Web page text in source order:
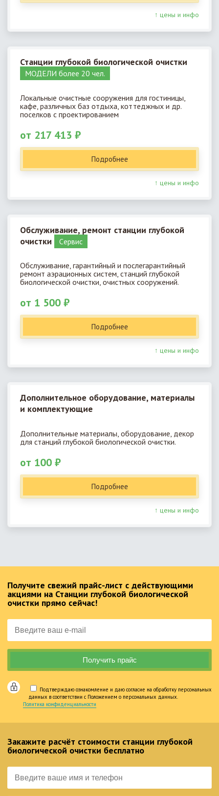
↑ цены и инфо
Станции глубокой биологической очистки
МОДЕЛИ более 20 чел.
Локальные очистные сооружения для гостиницы,
кафе, различных баз отдыха, коттеджных и др.
поселков с проектированием
от 217 413 ₽
Подробнее
↑ цены и инфо
Обслуживание, ремонт станции глубокой
очистки
Cервис
Обслуживание, гарантийный и послегарантийный
ремонт аэрационных систем, станций глубокой
биологической очистки, очистных сооружений.
от 1 500 ₽
Подробнее
↑ цены и инфо
Дополнительное оборудование, материалы
и комплектующие
Дополнительные материалы, оборудование, декор
для станций глубокой биологической очистки.
от 100 ₽
Подробнее
↑ цены и инфо
Получите свежий прайс-лист с действующими
акциями на Станции глубокой биологической
очистки прямо сейчас!
Подтверждаю ознакомление и даю согласие на обработку персональных
данных в соответствии с Положением о персональных данных.
Политика конфиденциальности
Закажите расчёт стоимости станции глубокой
биологической очистки бесплатно